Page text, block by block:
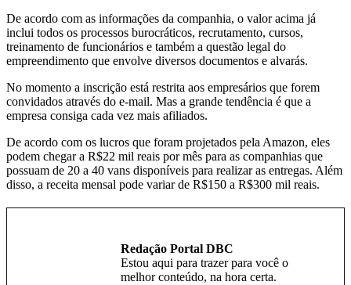
De acordo com as informações da companhia, o valor acima já
inclui todos os processos burocráticos, recrutamento, cursos,
treinamento de funcionários e também a questão legal do
empreendimento que envolve diversos documentos e alvarás.
No momento a inscrição está restrita aos empresários que forem
convidados através do e-mail. Mas a grande tendência é que a
empresa consiga cada vez mais afiliados.
De acordo com os lucros que foram projetados pela Amazon, eles
podem chegar a R$22 mil reais por mês para as companhias que
possuam de 20 a 40 vans disponíveis para realizar as entregas. Além
disso, a receita mensal pode variar de R$150 a R$300 mil reais.
Redação Portal DBC
Estou aqui para trazer para você o
melhor conteúdo, na hora certa.